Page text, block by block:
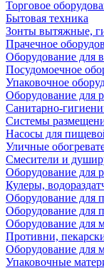
Торговое
Бытовая техника
Зонты вытяжные,
Прачечное
Оборудование для
Посудомоечное
Упаковочное
Оборудование для
Санитарно-
Системы
Насосы для
Уличные
Смесители и
Оборудование для
Кулеры,
Оборудование для
Оборудование для
Оборудование для
Противни,
Оборудование для
Упаковочные